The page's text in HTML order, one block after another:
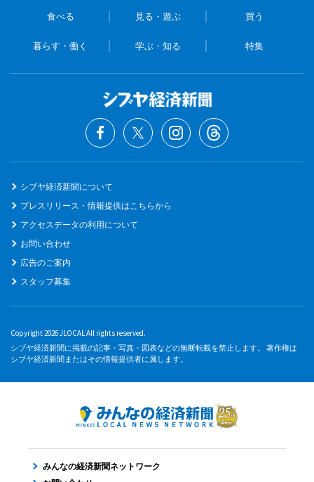
食べる 見る・遊ぶ 買う
暮らす・働く 学ぶ・知る 特集
シブヤ経済新聞について
プレスリリース・情報提供はこちらから
アクセスデータの利用について
お問い合わせ
広告のご案内
スタッフ募集
Copyright 2026 JLOCAL All rights reserved.
シブヤ経済新聞に掲載の記事・写真・図表などの無断転載を禁止します。 著作権は
シブヤ経済新聞またはその情報提供者に属します。
みんなの経済新聞ネットワーク